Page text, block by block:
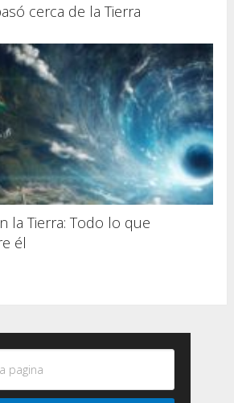
cerca de la Tierra
la Tierra: Todo lo que
él